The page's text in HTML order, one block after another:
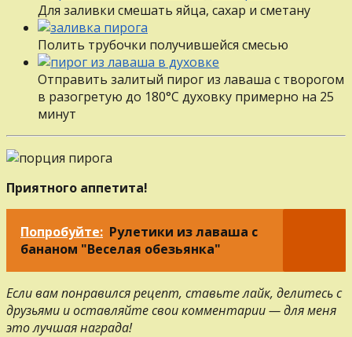
Для заливки смешать яйца, сахар и сметану
Полить трубочки получившейся смесью
Отправить залитый пирог из лаваша с творогом
в разогретую до 180°С духовку примерно на 25
минут
Приятного аппетита!
Попробуйте: Рулетики из лаваша с
бананом "Веселая обезьянка"
Если вам понравился рецепт, ставьте лайк, делитесь с
друзьями и оставляйте свои комментарии — для меня
это лучшая награда!